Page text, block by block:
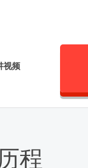
视频
程